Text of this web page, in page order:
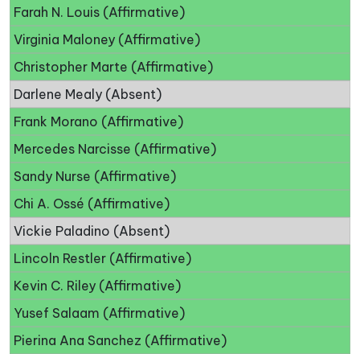
Farah N. Louis (Affirmative)
Virginia Maloney (Affirmative)
Christopher Marte (Affirmative)
Darlene Mealy (Absent)
Frank Morano (Affirmative)
Mercedes Narcisse (Affirmative)
Sandy Nurse (Affirmative)
Chi A. Ossé (Affirmative)
Vickie Paladino (Absent)
Lincoln Restler (Affirmative)
Kevin C. Riley (Affirmative)
Yusef Salaam (Affirmative)
Pierina Ana Sanchez (Affirmative)